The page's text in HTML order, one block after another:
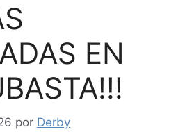
EN
por Derby